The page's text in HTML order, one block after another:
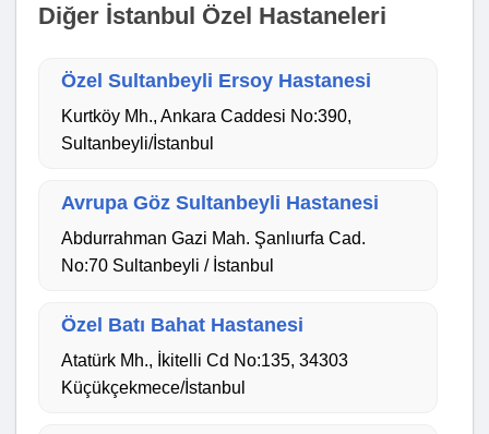
Diğer İstanbul Özel Hastaneleri
Özel Sultanbeyli Ersoy Hastanesi
Kurtköy Mh., Ankara Caddesi No:390,
Sultanbeyli/İstanbul
Avrupa Göz Sultanbeyli Hastanesi
Abdurrahman Gazi Mah. Şanlıurfa Cad.
No:70 Sultanbeyli / İstanbul
Özel Batı Bahat Hastanesi
Atatürk Mh., İkitelli Cd No:135, 34303
Küçükçekmece/İstanbul